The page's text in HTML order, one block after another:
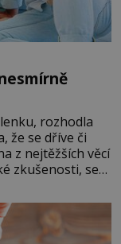
rozhodla
že se dříve či
z nejtěžších věcí
zkušenosti, se
milenku,